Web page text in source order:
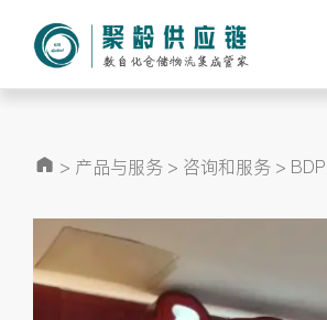
> 产品与服务 > 咨询和服务 >